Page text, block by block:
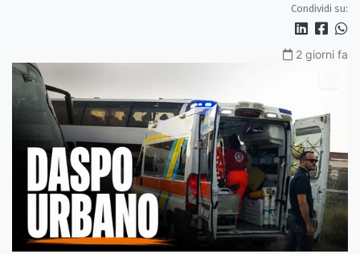
Condividi su:
2 giorni fa